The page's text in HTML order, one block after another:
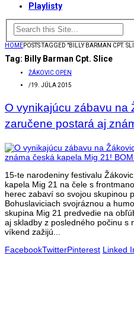
Playlisty
HOMEPOSTS TAGGED "BILLY BARMAN CPT.
Tag: Billy Barman Cpt. Slice
ŽÁKOVIC OPEN
/19. JÚLA 2015
O vynikajúcu zábavu na
zaručene postará aj
15-te narodeniny festivalu
kapela Mig 21 na čele s
herec zabaví so svojou skupinou
Bohuslaviciach svojráznou a
skupina Mig 21 predvedie na
aj skladby z posledného počinu s
víkend zažijú...
FacebookTwitterPinterest Linked